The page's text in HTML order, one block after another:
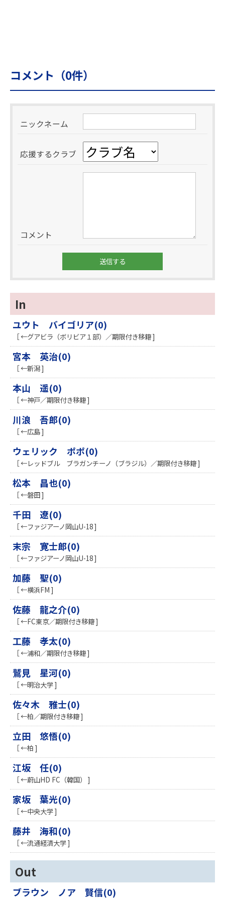
コメント（0件）
ニックネーム
応援するクラブ
コメント
In
ユウト バイゴリア(0)
［ ←グアビラ（ボリビア１部）／期限付き移籍 ]
宮本 英治(0)
［ ←新潟 ]
本山 遥(0)
［ ←神戸／期限付き移籍 ]
川浪 吾郎(0)
［ ←広島 ]
ウェリック ポポ(0)
［ ←レッドブル ブラガンチーノ（ブラジル）／期限付き移籍 ]
松本 昌也(0)
［ ←磐田 ]
千田 遼(0)
［ ←ファジアーノ岡山U-18 ]
末宗 寛士郎(0)
［ ←ファジアーノ岡山U-18 ]
加藤 聖(0)
［ ←横浜FM ]
佐藤 龍之介(0)
［ ←FC東京／期限付き移籍 ]
工藤 孝太(0)
［ ←浦和／期限付き移籍 ]
鷲見 星河(0)
［ ←明治大学 ]
佐々木 雅士(0)
［ ←柏／期限付き移籍 ]
立田 悠悟(0)
［ ←柏 ]
江坂 任(0)
［ ←蔚山HD FC（韓国） ]
家坂 葉光(0)
［ ←中央大学 ]
藤井 海和(0)
［ ←流通経済大学 ]
Out
ブラウン ノア 賢信(0)